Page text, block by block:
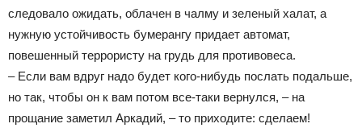
следовало ожидать, облачен в чалму и зеленый халат, а
нужную устойчивость бумерангу придает автомат,
повешенный террористу на грудь для противовеса.
– Если вам вдруг надо будет кого-нибудь послать подальше,
но так, чтобы он к вам потом все-таки вернулся, – на
прощание заметил Аркадий, – то приходите: сделаем!